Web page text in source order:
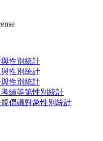
性別統計
性別統計
性別統計
績等第性別統計
倡議對象性別統計